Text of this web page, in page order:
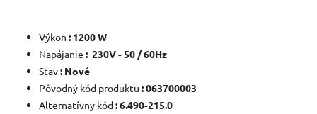
Výkon : 1200 W
Napájanie : 230V - 50 / 60Hz
Stav: Nové
Pôvodný kód produktu : 063700003
Alternatívny kód: 6.490-215.0